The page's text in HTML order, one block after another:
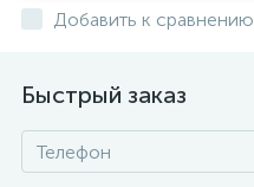
Добавить к сравнению
Быстрый заказ